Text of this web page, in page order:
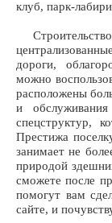
клуб, парк-
дороги,
можно
расположены
и
спецструктур,
Престижа
занимает не
природой
сможете после
помогут вам
сайте, и